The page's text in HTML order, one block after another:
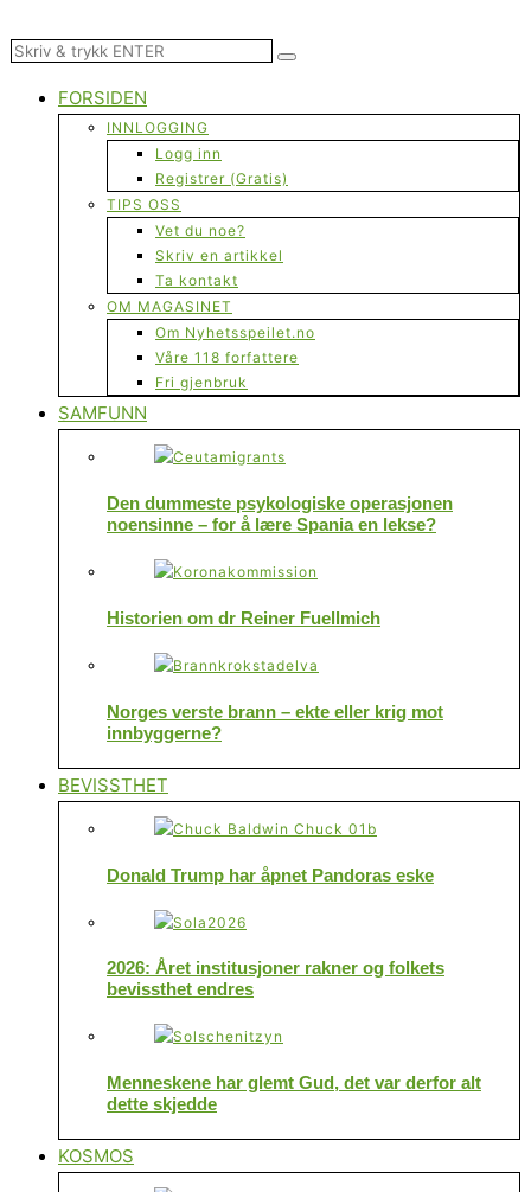
FORSIDEN
INNLOGGING
Logg inn
Registrer (Gratis)
TIPS OSS
Vet du noe?
Skriv en artikkel
Ta kontakt
OM MAGASINET
Om Nyhetsspeilet.no
Våre 118 forfattere
Fri gjenbruk
SAMFUNN
Den dummeste psykologiske operasjonen
noensinne – for å lære Spania en lekse?
Historien om dr Reiner Fuellmich
Norges verste brann – ekte eller krig mot
innbyggerne?
BEVISSTHET
Donald Trump har åpnet Pandoras eske
2026: Året institusjoner rakner og folkets
bevissthet endres
Menneskene har glemt Gud, det var derfor alt
dette skjedde
KOSMOS